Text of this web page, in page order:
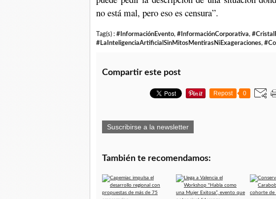
no está mal, pero eso es censura”.
Tag(s) : #InformaciónEvento, #InformaciónCorporativa,
#LaInteligenciaArtificialSinMitosMentirasNiExageraciones,
Compartir este post
Repost 0
Suscribirse a la newsletter
También te recomendamos: